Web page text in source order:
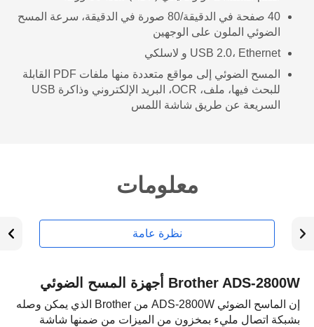
40 صفحة في الدقيقة/80 صورة في الدقيقة، سرعة المسح
الضوئي الملون على الوجهين
USB 2.0، Ethernet و لاسلكي
المسح الضوئي إلى مواقع متعددة منها ملفات PDF القابلة
للبحث فيها، ملف، OCR، البريد الإلكتروني وذاكرة USB
السريعة عن طريق شاشة اللمس
معلومات
نظرة عامة
Brother ADS-2800W أجهزة المسح الضوئي
إن الماسح الضوئي ADS-2800W من Brother الذي يمكن وصله
بشبكة اتصال مليء بمخزون من الميزات من ضمنها شاشة